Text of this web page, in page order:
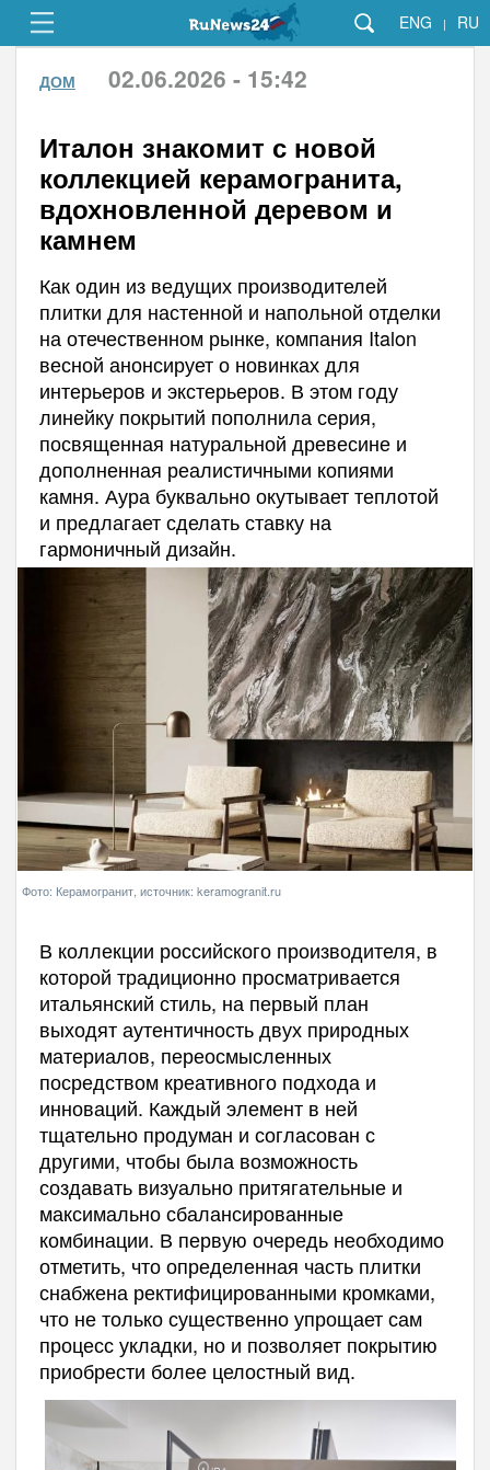
ENG | RU
ДОМ 02.06.2026 - 15:42
Италон знакомит с новой
коллекцией керамогранита,
вдохновленной деревом и
камнем
Как один из ведущих производителей
плитки для настенной и напольной отделки
на отечественном рынке, компания Italon
весной анонсирует о новинках для
интерьеров и экстерьеров. В этом году
линейку покрытий пополнила серия,
посвященная натуральной древесине и
дополненная реалистичными копиями
камня. Аура буквально окутывает теплотой
и предлагает сделать ставку на
гармоничный дизайн.
Фото: Керамогранит, источник: keramogranit.ru
В коллекции российского производителя, в
которой традиционно просматривается
итальянский стиль, на первый план
выходят аутентичность двух природных
материалов, переосмысленных
посредством креативного подхода и
инноваций. Каждый элемент в ней
тщательно продуман и согласован с
другими, чтобы была возможность
создавать визуально притягательные и
максимально сбалансированные
комбинации. В первую очередь необходимо
отметить, что определенная часть плитки
снабжена ректифицированными кромками,
что не только существенно упрощает сам
процесс укладки, но и позволяет покрытию
приобрести более целостный вид.